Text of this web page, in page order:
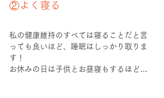
②よく寝る
私の健康維持のすべては寝ることだと言
っても良いほど、睡眠はしっかり取りま
す！
お休みの日は子供とお昼寝もするほど…